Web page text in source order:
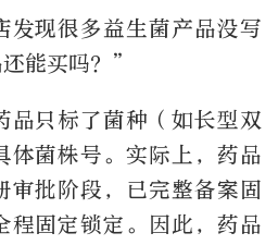
现很多益生菌产品没写
能买吗？”
品只标了菌种（如长型双
体菌株号。实际上，药品
审批阶段，已完整备案固
程固定锁定。因此，药品